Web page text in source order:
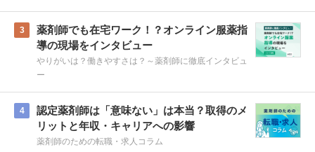
3
薬剤師でも在宅ワーク！？オンライン服薬指
導の現場をインタビュー
やりがいは？働きやすさは？～薬剤師に徹底インタビュ
ー
4
認定薬剤師は「意味ない」は本当？取得のメ
リットと年収・キャリアへの影響
薬剤師のための転職・求人コラム